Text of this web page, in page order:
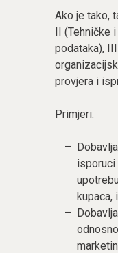
Ako je tako,
II (Tehničke
podataka),
provjera i
Primjeri:
isporuci
kupaca,